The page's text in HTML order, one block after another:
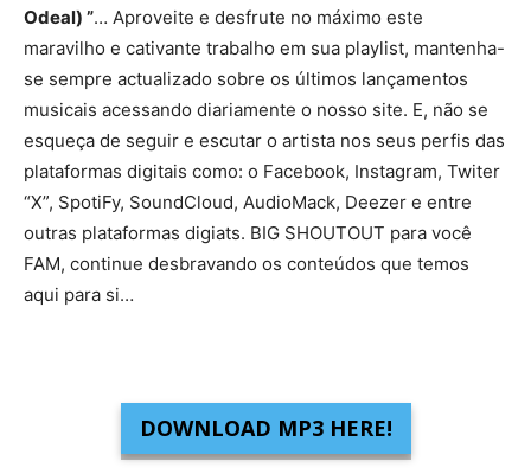
Odeal) ”… Aproveite e desfrute no máximo este
maravilho e cativante trabalho em sua playlist, mantenha-
se sempre actualizado sobre os últimos lançamentos
musicais acessando diariamente o nosso site. E, não se
esqueça de seguir e escutar o artista nos seus perfis das
plataformas digitais como: o Facebook, Instagram, Twiter
“X”, SpotiFy, SoundCloud, AudioMack, Deezer e entre
outras plataformas digiats. BIG SHOUTOUT para você
FAM, continue desbravando os conteúdos que temos
aqui para si…
DOWNLOAD MP3 HERE!